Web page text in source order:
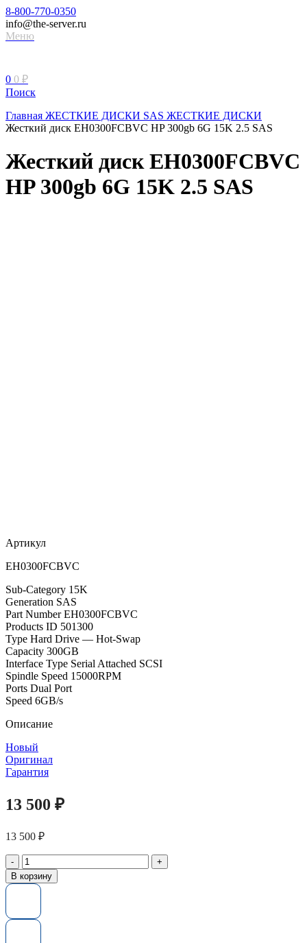
8-800-770-0350
info@the-server.ru
Меню
0 0 ₽
Поиск
Главная ЖЕСТКИЕ ДИСКИ SAS ЖЕСТКИЕ ДИСКИ
Жесткий диск EH0300FCBVC HP 300gb 6G 15K 2.5 SAS
Жесткий диск EH0300FCBVC
HP 300gb 6G 15K 2.5 SAS
Артикул
EH0300FCBVC
Sub-Category 15K
Generation SAS
Part Number EH0300FCBVC
Products ID 501300
Type Hard Drive — Hot-Swap
Capacity 300GB
Interface Type Serial Attached SCSI
Spindle Speed 15000RPM
Ports Dual Port
Speed 6GB/s
Описание
Новый
Оригинал
Гарантия
13 500 ₽
13 500 ₽
Количество
товара
Жесткий
HP
В корзину